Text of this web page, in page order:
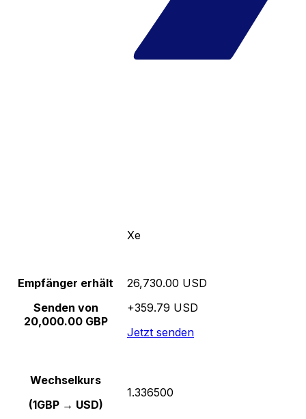
Xe
Empfänger erhält
Senden von
20,000.00 GBP
26,730.00 USD
+359.79 USD
Jetzt senden
Wechselkurs
(1GBP → USD)
1.336500